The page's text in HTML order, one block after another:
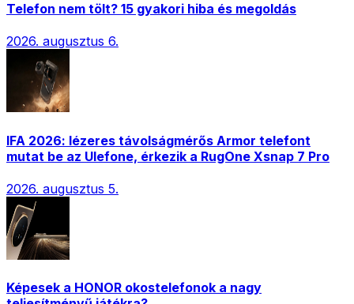
Telefon nem tölt? 15 gyakori hiba és megoldás
2026. augusztus 6.
IFA 2026: lézeres távolságmérős Armor telefont
mutat be az Ulefone, érkezik a RugOne Xsnap 7 Pro
2026. augusztus 5.
Képesek a HONOR okostelefonok a nagy